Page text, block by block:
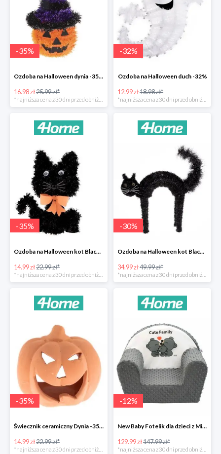
-35%
Ozdoba na Halloween dynia -35%
16.98 zł25.99 zł*
*najniższa cena z 30 dni przed obniżką
-32%
Ozdoba na Halloween duch -32%
12.99 zł18.98 zł*
*najniższa cena z 30 dni przed obniżką
-35%
Ozdoba na Halloween kot Blackie -35%
14.99 zł22.99 zł*
-30%
Ozdoba na Halloween kot Black -35%
34.99 zł49.99 zł*
-35%
Świecznik ceramiczny Dynia -35%
14.99 zł22.99 zł*
*najniższa cena z 30 dni przed obniżką
-12%
New Baby Fotelik dla dzieci z Minky Cute Family -12%
129.99 zł147.99 zł*
*najniższa cena z 30 dni przed obniżką